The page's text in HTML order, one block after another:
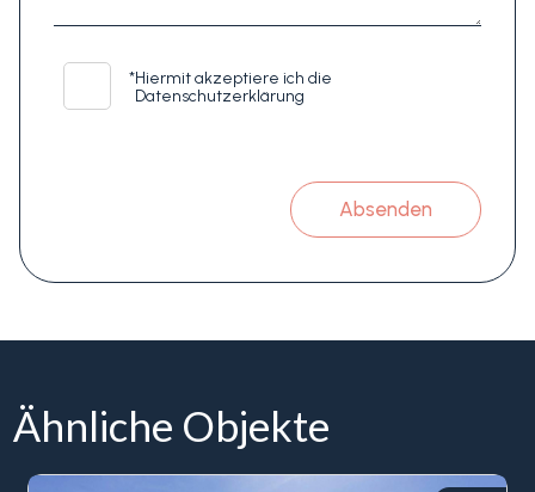
*Hiermit akzeptiere ich die
Datenschutzerklärung
Absenden
Ähnliche Objekte